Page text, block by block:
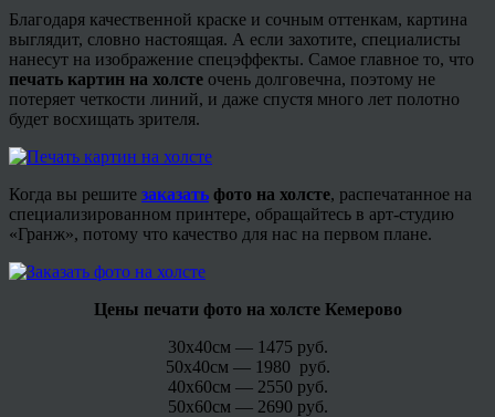
Благодаря качественной краске и сочным оттенкам, картина
выглядит, словно настоящая. А если захотите, специалисты
нанесут на изображение спецэффекты. Самое главное то, что
печать картин на холсте очень долговечна, поэтому не
потеряет четкости линий, и даже спустя много лет полотно
будет восхищать зрителя.
Когда вы решите заказать фото на холсте, распечатанное на
специализированном принтере, обращайтесь в арт-студию
«Гранж», потому что качество для нас на первом плане.
Цены печати фото на холсте Кемерово
30х40см — 1475 руб.
50х40см — 1980 руб.
40х60см — 2550 руб.
50х60см — 2690 руб.